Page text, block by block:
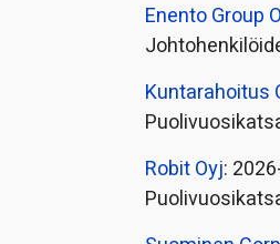
Enento Group
Kuntarahoitus
Robit Oyj: